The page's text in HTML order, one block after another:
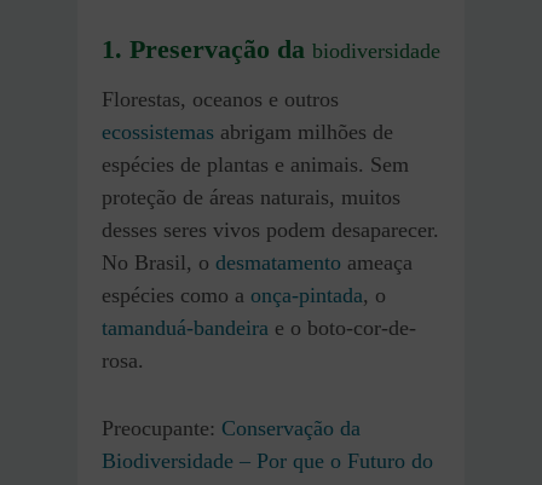
1. Preservação da biodiversidade
Florestas, oceanos e outros
ecossistemas abrigam milhões de
espécies de plantas e animais. Sem
proteção de áreas naturais, muitos
desses seres vivos podem desaparecer.
No Brasil, o desmatamento ameaça
espécies como a onça-pintada, o
tamanduá-bandeira e o boto-cor-de-
rosa.
Preocupante: Conservação da
Biodiversidade – Por que o Futuro do